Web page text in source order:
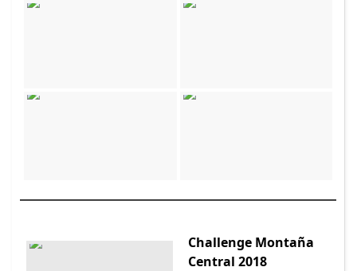
Challenge Montaña
Central 2018